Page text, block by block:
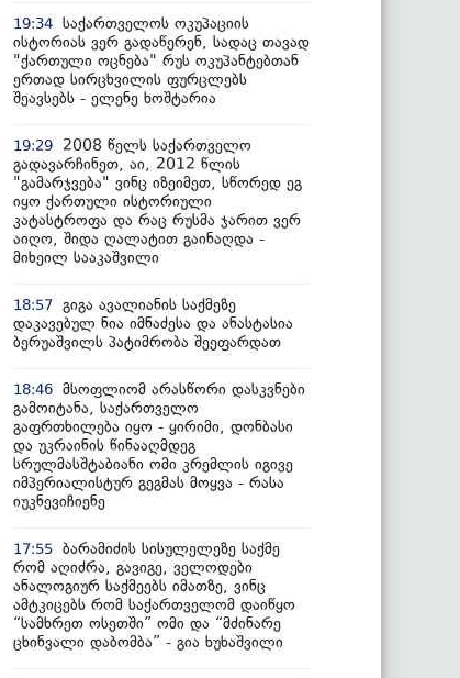
19:34 საქართველოს ოკუპაციის
ისტორიას ვერ გადაწერენ, სადაც თავად
"ქართული ოცნება" რუს ოკუპანტებთან
ერთად სირცხვილის ფურცლებს
შეავსებს - ელენე ხოშტარია
19:29
2008 წელს საქართველო
გადავარჩინეთ, აი, 2012 წლის
"გამარჯვება" ვინც იზეიმეთ, სწორედ ეგ
იყო ქართული ისტორიული
კატასტროფა და რაც რუსმა ჯარით ვერ
აიღო, შიდა ღალატით გაინაღდა -
მიხეილ სააკაშვილი
18:57 გიგა ავალიანის საქმეზე
დაკავებულ ნია იმნაძესა და ანასტასია
ბერუაშვილს პატიმრობა შეეფარდათ
18:46 მსოფლიომ არასწორი დასკვნები
გამოიტანა, საქართველო
გაფრთხილება იყო - ყირიმი, დონბასი
და უკრაინის წინააღმდეგ
სრულმასშტაბიანი ომი კრემლის იგივე
იმპერიალისტურ გეგმას მოყვა - რასა
იუკნევიჩიენე
17:55 ბარამიძის სისულელეზე საქმე
რომ აღიძრა, გავიგე, ველოდები
ანალოგიურ საქმეებს იმათზე, ვინც
ამტკიცებს რომ საქართველომ დაიწყო
“სამხრეთ ოსეთში” ომი და “მძინარე
ცხინვალი დაბომბა” - გია ხუხაშვილი